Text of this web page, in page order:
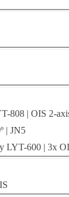
808 | OIS 2-
| JN5
LYT-600 | 3x